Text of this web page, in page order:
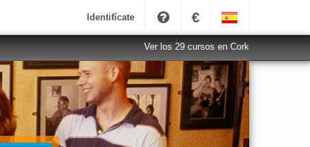
Identifícate €
Ver los 29 cursos en Cork